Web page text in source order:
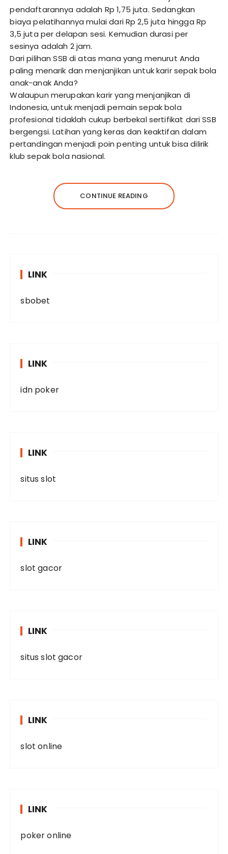
pendaftarannya adalah Rp 1,75 juta. Sedangkan
biaya pelatihannya mulai dari Rp 2,5 juta hingga Rp
3,5 juta per delapan sesi. Kemudian durasi per
sesinya adalah 2 jam.
Dari pilihan SSB di atas mana yang menurut Anda
paling menarik dan menjanjikan untuk karir sepak bola
anak-anak Anda?
Walaupun merupakan karir yang menjanjikan di
Indonesia, untuk menjadi pemain sepak bola
profesional tidaklah cukup berbekal sertifikat dari SSB
bergengsi. Latihan yang keras dan keaktifan dalam
pertandingan menjadi poin penting untuk bisa dilirik
klub sepak bola nasional.
CONTINUE READING
LINK
sbobet
LINK
idn poker
LINK
situs slot
LINK
slot gacor
LINK
situs slot gacor
LINK
slot online
LINK
poker online